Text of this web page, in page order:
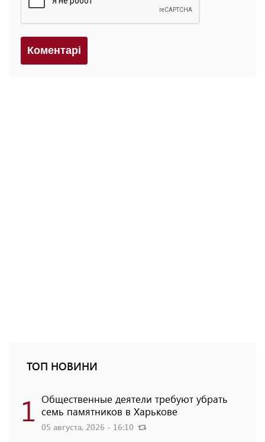
Коментарi
ТОП НОВИНИ
1 Общественные деятели требуют убрать
семь памятников в Харькове
05 августа, 2026 - 16:10